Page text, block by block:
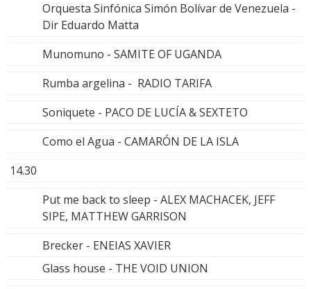
Orquesta Sinfónica Simón Bolívar de Venezuela -
Dir Eduardo Matta
Munomuno - SAMITE OF UGANDA
Rumba argelina - RADIO TARIFA
Soniquete - PACO DE LUCÍA & SEXTETO
Como el Agua - CAMARÓN DE LA ISLA
14.30
Put me back to sleep - ALEX MACHACEK, JEFF
SIPE, MATTHEW GARRISON
Brecker - ENEIAS XAVIER
Glass house - THE VOID UNION